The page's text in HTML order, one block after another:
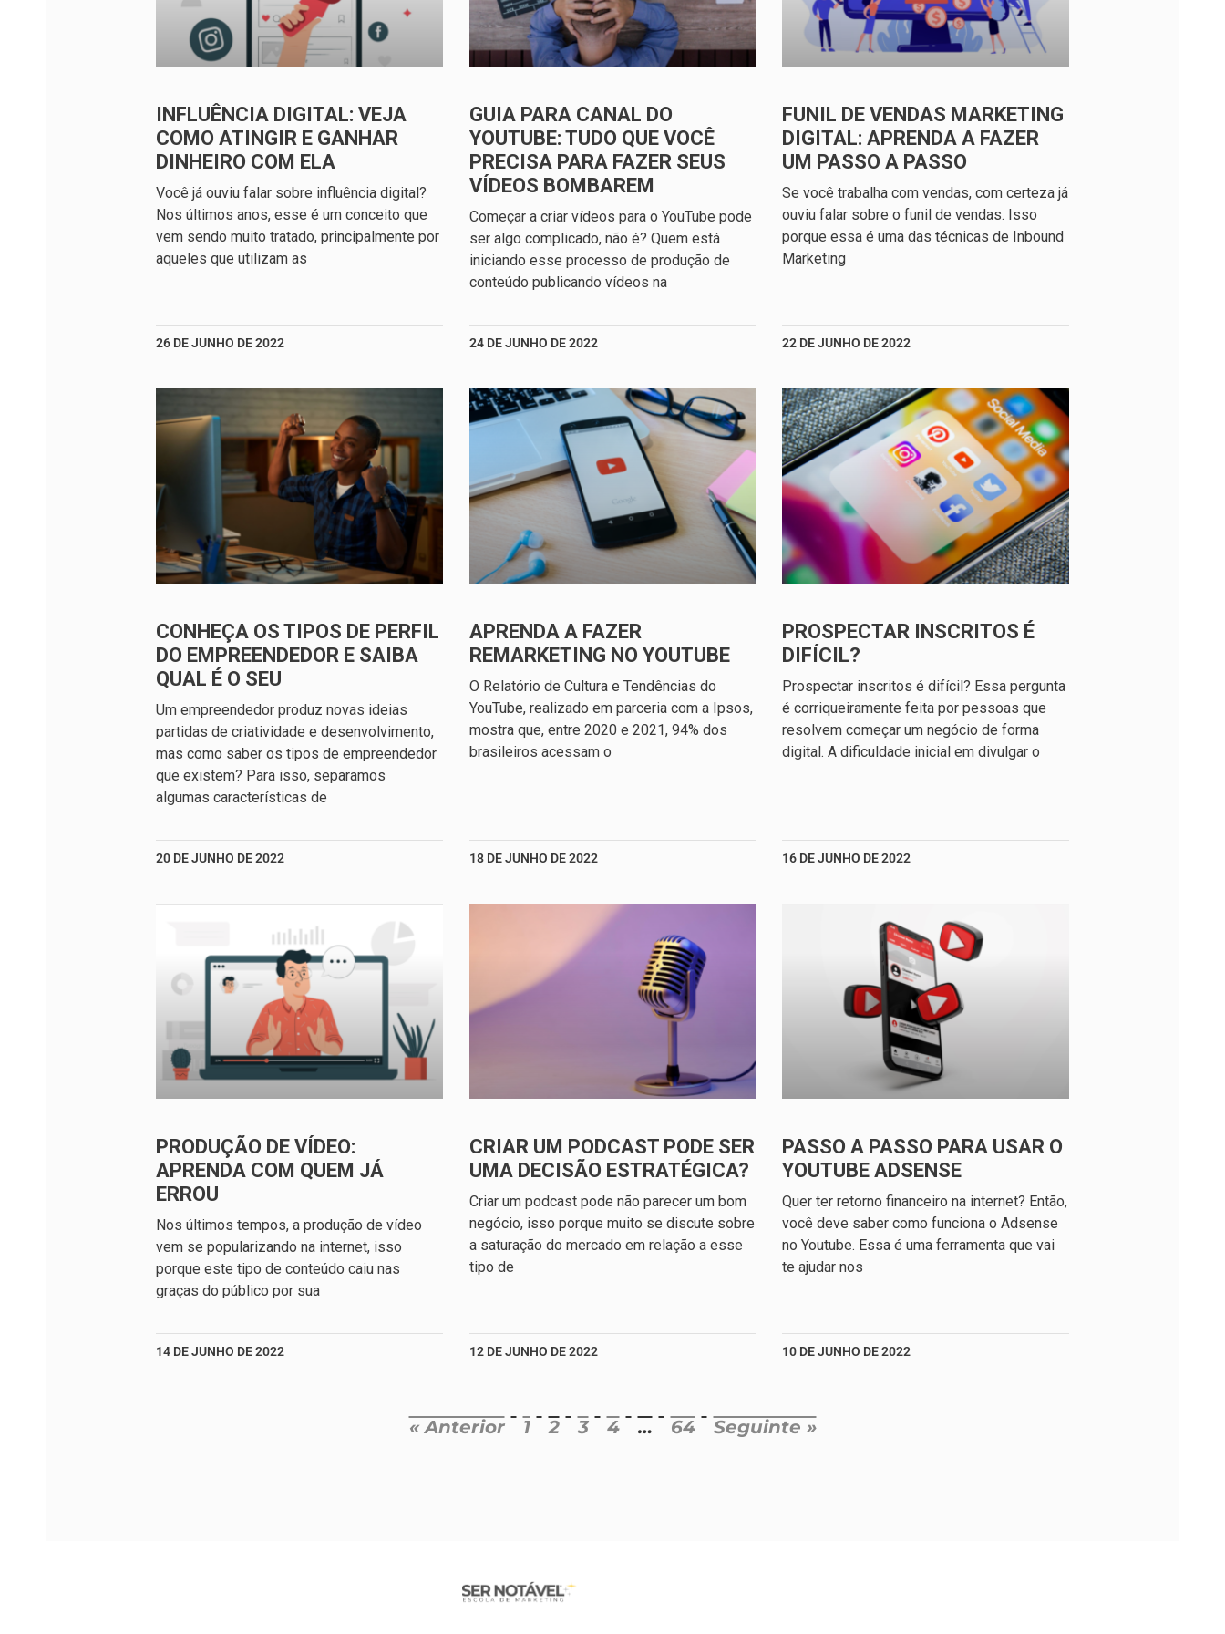
INFLUÊNCIA DIGITAL: VEJA
COMO ATINGIR E GANHAR
DINHEIRO COM ELA
Você já ouviu falar sobre influência digital?
Nos últimos anos, esse é um conceito que
vem sendo muito tratado, principalmente por
aqueles que utilizam as
26 DE JUNHO DE 2022
GUIA PARA CANAL DO
YOUTUBE: TUDO QUE VOCÊ
PRECISA PARA FAZER SEUS
VÍDEOS BOMBAREM
Começar a criar vídeos para o YouTube pode
ser algo complicado, não é? Quem está
iniciando esse processo de produção de
conteúdo publicando vídeos na
24 DE JUNHO DE 2022
FUNIL DE VENDAS MARKETING
DIGITAL: APRENDA A FAZER
UM PASSO A PASSO
Se você trabalha com vendas, com certeza já
ouviu falar sobre o funil de vendas. Isso
porque essa é uma das técnicas de Inbound
Marketing
22 DE JUNHO DE 2022
CONHEÇA OS TIPOS DE PERFIL
DO EMPREENDEDOR E SAIBA
QUAL É O SEU
Um empreendedor produz novas ideias
partidas de criatividade e desenvolvimento,
mas como saber os tipos de empreendedor
que existem? Para isso, separamos
algumas características de
20 DE JUNHO DE 2022
APRENDA A FAZER
REMARKETING NO YOUTUBE
O Relatório de Cultura e Tendências do
YouTube, realizado em parceria com a Ipsos,
mostra que, entre 2020 e 2021, 94% dos
brasileiros acessam o
18 DE JUNHO DE 2022
PROSPECTAR INSCRITOS É
DIFÍCIL?
Prospectar inscritos é difícil? Essa pergunta
é corriqueiramente feita por pessoas que
resolvem começar um negócio de forma
digital. A dificuldade inicial em divulgar o
16 DE JUNHO DE 2022
PRODUÇÃO DE VÍDEO:
APRENDA COM QUEM JÁ
ERROU
Nos últimos tempos, a produção de vídeo
vem se popularizando na internet, isso
porque este tipo de conteúdo caiu nas
graças do público por sua
14 DE JUNHO DE 2022
CRIAR UM PODCAST PODE SER
UMA DECISÃO ESTRATÉGICA?
Criar um podcast pode não parecer um bom
negócio, isso porque muito se discute sobre
a saturação do mercado em relação a esse
tipo de
12 DE JUNHO DE 2022
PASSO A PASSO PARA USAR O
YOUTUBE ADSENSE
Quer ter retorno financeiro na internet? Então,
você deve saber como funciona o Adsense
no Youtube. Essa é uma ferramenta que vai
te ajudar nos
10 DE JUNHO DE 2022
« Anterior 1 2 3 4 … 64 Seguinte »